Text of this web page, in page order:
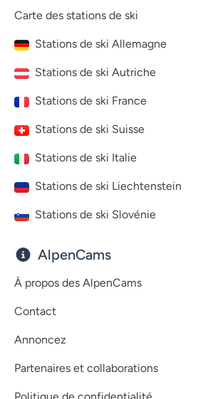
Carte des stations de ski
Stations de ski Allemagne
Stations de ski Autriche
Stations de ski France
Stations de ski Suisse
Stations de ski Italie
Stations de ski Liechtenstein
Stations de ski Slovénie
AlpenCams
À propos des AlpenCams
Contact
Annoncez
Partenaires et collaborations